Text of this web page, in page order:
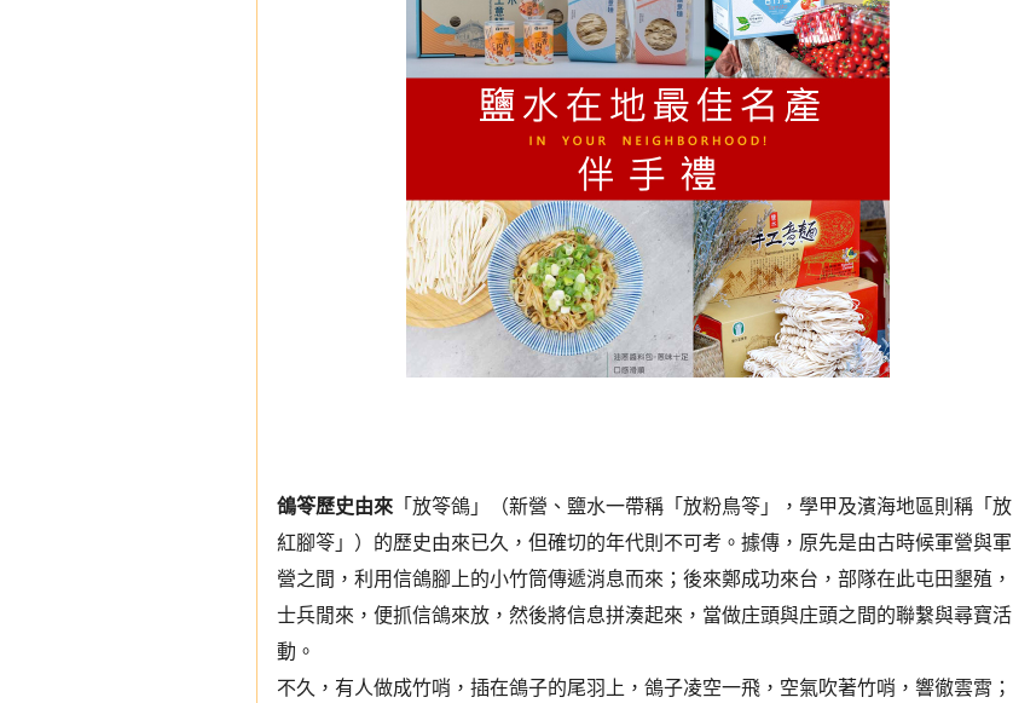
鴿笭歷史由來 「放笭鴿」（新營、鹽水一帶稱「放粉鳥笭」，學甲及濱海地區則稱「放
紅腳笭」）的歷史由來已久，但確切的年代則不可考。據傳，原先是由古時候軍營與軍
營之間，利用信鴿腳上的小竹筒傳遞消息而來；後來鄭成功來台，部隊在此屯田墾殖，
士兵閒來，便抓信鴿來放，然後將信息拼湊起來，當做庄頭與庄頭之間的聯繫與尋寶活
動。
不久，有人做成竹哨，插在鴿子的尾羽上，鴿子凌空一飛，空氣吹著竹哨，響徹雲霄；